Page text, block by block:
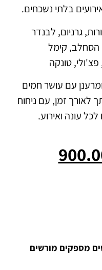
בלתי נשכחים.
גרניום, לבנדר
הסחלב, קימל
טונקה
ומרענן עם עושר חמים
זמן, עם ניחוח
עונה ואירוע.
מספקים מורשים